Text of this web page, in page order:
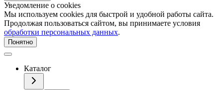
Уведомление о cookies
Мы используем cookies для быстрой и удобной работы сайта.
Продолжая пользоваться сайтом, вы принимаете условия
обработки персональных данных.
Понятно
Каталог